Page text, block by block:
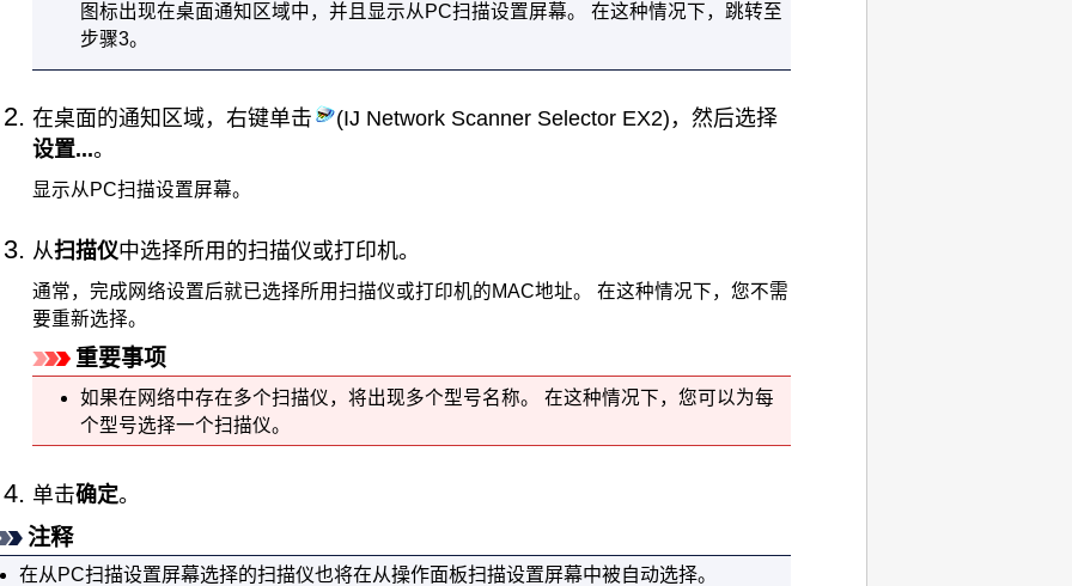
图标出现在桌面通知区域中，并且显示从PC扫描设置屏幕。
在这种情况下，跳转至
步骤3。
在桌面的通知区域，右键单击 (IJ Network Scanner Selector EX2)，然后选择
设置...。
显示从PC扫描设置屏幕。
从扫描仪中选择所用的扫描仪或打印机。
通常，完成网络设置后就已选择所用扫描仪或打印机的MAC地址。
在这种情况下，您不需
要重新选择。
重要事项
如果在网络中存在多个扫描仪，将出现多个型号名称。
在这种情况下，您可以为每
个型号选择一个扫描仪。
单击确定。
注释
在从PC扫描设置屏幕选择的扫描仪也将在从操作面板扫描设置屏幕中被自动选择。